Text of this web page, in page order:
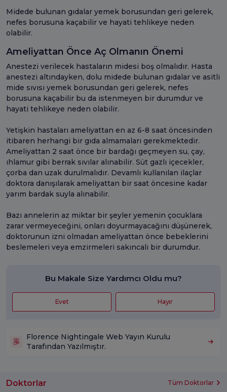
Midede bulunan gıdalar yemek borusundan geri gelerek,
nefes borusuna kaçabilir ve hayati tehlikeye neden
olabilir.
Ameliyattan Önce Aç Olmanın Önemi
Anestezi verilecek hastaların midesi boş olmalıdır. Hasta
anestezi altındayken, dolu midede bulunan gıdalar ve asitli
mide sıvısı yemek borusundan geri gelerek, nefes
borusuna kaçabilir bu da istenmeyen bir durumdur ve
hayati tehlikeye neden olabilir.
Yetişkin hastaları ameliyattan en az 6-8 saat öncesinden
itibaren herhangi bir gıda almamaları gerekmektedir.
Ameliyattan 2 saat önce bir bardağı geçmeyen su, çay,
ıhlamur gibi berrak sıvılar alınabilir. Süt gazlı içecekler,
çorba dan uzak durulmalıdır. Devamlı kullanılan ilaçlar
doktora danışılarak ameliyattan bir saat öncesine kadar
yarım bardak suyla alınabilir.
Bazı annelerin az miktar bir şeyler yemenin çocuklara
zarar vermeyeceğini, onları doyurmayacağını düşünerek,
doktorunun izni olmadan ameliyattan önce bebeklerini
beslemeleri veya emzirmeleri sakıncalı bir durumdur.
Bu Makale Size Yardımcı Oldu mu?
Evet Hayır
Florence Nightingale Web Yayın Kurulu
Tarafından Yazılmıştır.
Doktorlar Tüm Doktorlar